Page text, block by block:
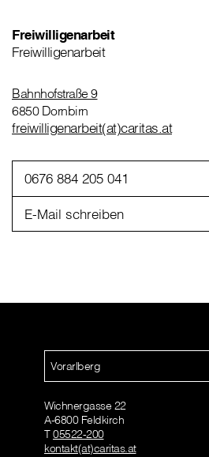
Freiwilligenarbeit
Freiwilligenarbeit
Bahnhofstraße 9
6850 Dornbirn
freiwilligenarbeit(at)caritas.at
0676 884 205 041
E-Mail schreiben
Vorarlberg
Wichnergasse 22
A-6800 Feldkirch
T05522-200
kontakt(at)caritas.at